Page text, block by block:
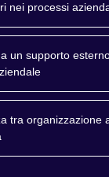
nei processi
un supporto
tra organizzazione